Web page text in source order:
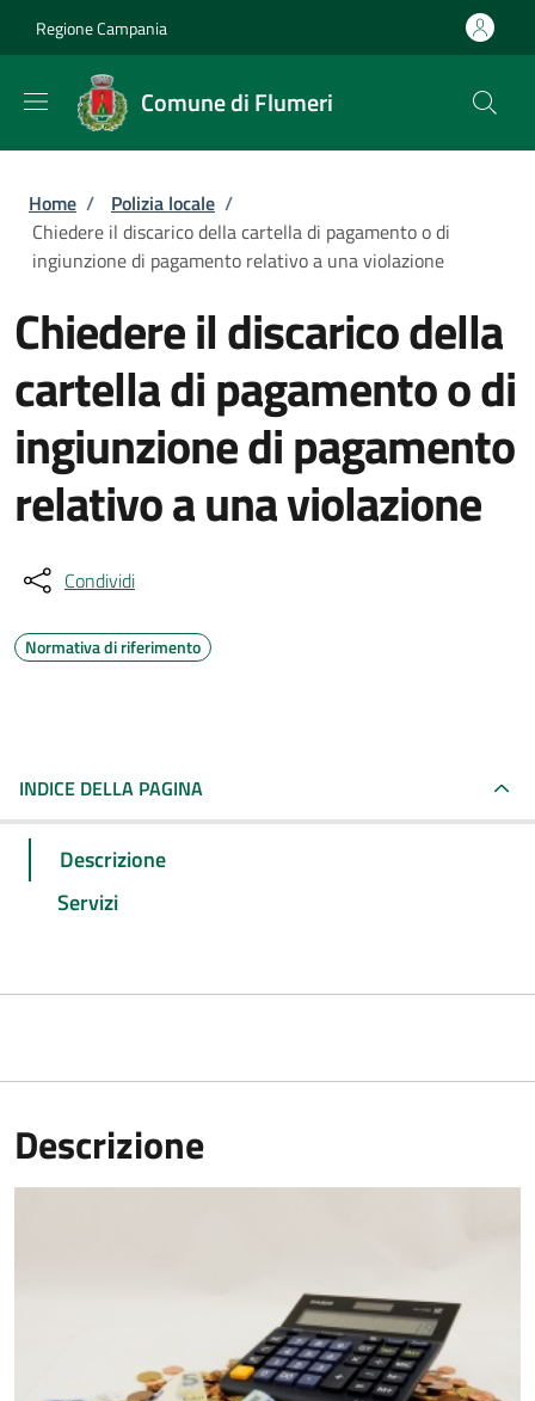
Regione Campania
Comune di Flumeri
Briciole di pane
Home / Polizia locale /
Chiedere il discarico della cartella di pagamento o di
ingiunzione di pagamento relativo a una violazione
Chiedere il discarico della
cartella di pagamento o di
ingiunzione di pagamento
relativo a una violazione
Condividi
Normativa di riferimento
INDICE DELLA PAGINA
Descrizione
Servizi
Descrizione